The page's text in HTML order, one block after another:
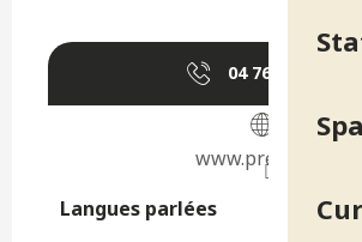
04 76 08 38
www.prevol.com
Langues parlées
Langues parlées